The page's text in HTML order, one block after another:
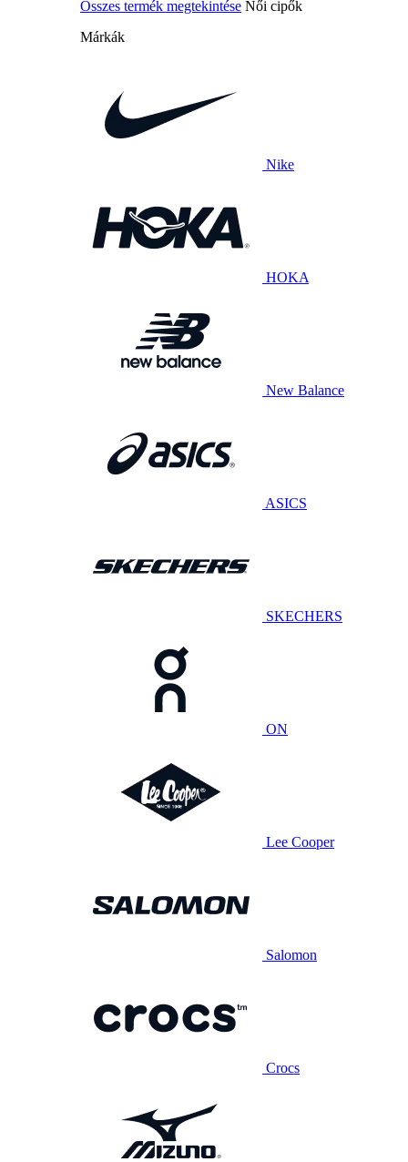
Összes termék megtekintése Női cipők
Márkák
Nike
HOKA
New Balance
ASICS
SKECHERS
ON
Lee Cooper
Salomon
Crocs